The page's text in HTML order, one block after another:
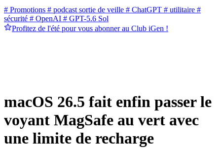
# Promotions # podcast sortie de veille # ChatGPT # utilitaire #
sécurité # OpenAI # GPT-5.6 Sol
Profitez de l'été pour vous abonner au Club iGen !
macOS 26.5 fait enfin passer le
voyant MagSafe au vert avec
une limite de recharge